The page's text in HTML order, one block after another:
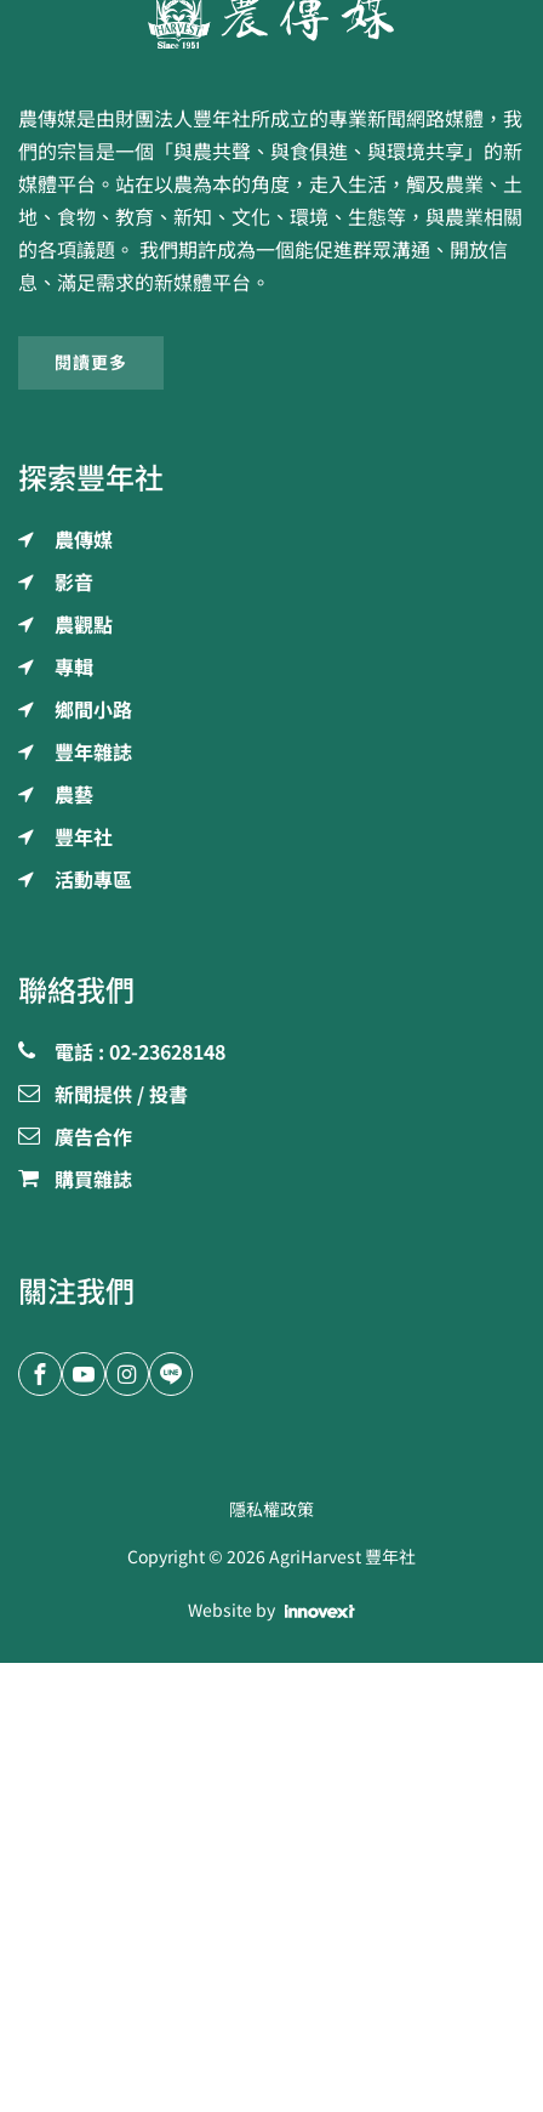
農傳媒是由財團法人豐年社所成立的專業新聞網路媒體，我
們的宗旨是一個「與農共聲、與食俱進、與環境共享」的新
媒體平台。站在以農為本的角度，走入生活，觸及農業、土
地、食物、教育、新知、文化、環境、生態等，與農業相關
的各項議題。 我們期許成為一個能促進群眾溝通、開放信
息、滿足需求的新媒體平台。
閱讀更多
探索豐年社
農傳媒
影音
農觀點
專輯
鄉間小路
豐年雜誌
農藝
豐年社
活動專區
聯絡我們
電話 : 02-23628148
新聞提供 / 投書
廣告合作
購買雜誌
關注我們
隱私權政策
Copyright ©2026AgriHarvest 豐年社
Website by